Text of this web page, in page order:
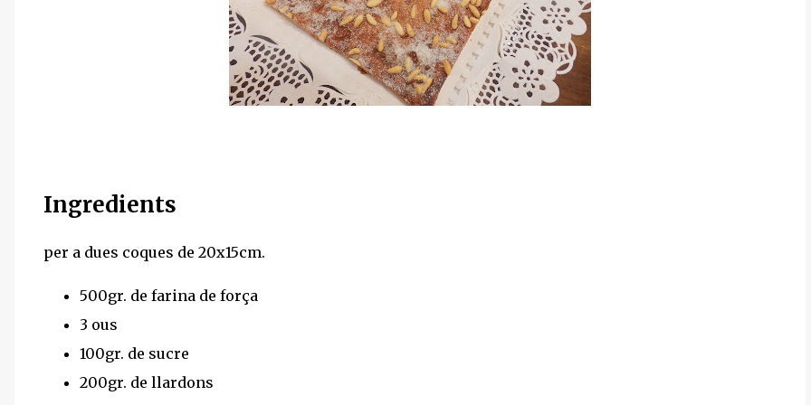
Ingredients
per a dues coques de 20x15cm.
500gr. de farina de força
3 ous
100gr. de sucre
200gr. de llardons